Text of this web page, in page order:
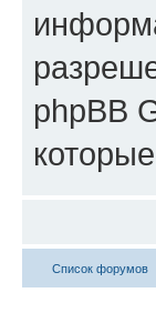
phpBB
Список форумов